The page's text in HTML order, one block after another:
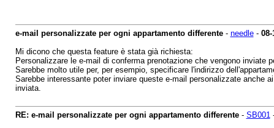
e-mail personalizzate per ogni appartamento differente- needle- 08-
Mi dicono che questa feature è stata già richiesta:
Personalizzare le e-mail di conferma prenotazione che vengono inviate
Sarebbe molto utile per, per esempio, specificare l'indirizzo
Sarebbe interessante poter inviare queste e-mail personalizzate anche
inviata.
RE: e-mail personalizzate per ogni appartamento differente- SB001